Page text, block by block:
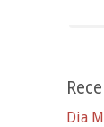
Dia